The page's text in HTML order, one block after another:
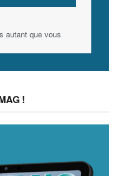
autant que vous
!